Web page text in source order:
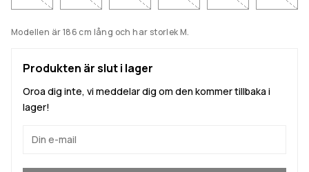
Modellen är 186 cm lång och har storlek M.
Produkten är slut i lager
Oroa dig inte, vi meddelar dig om den kommer tillbaka i
lager!